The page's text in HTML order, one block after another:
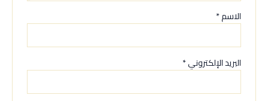
الاسم*
البريد الإلكتروني*